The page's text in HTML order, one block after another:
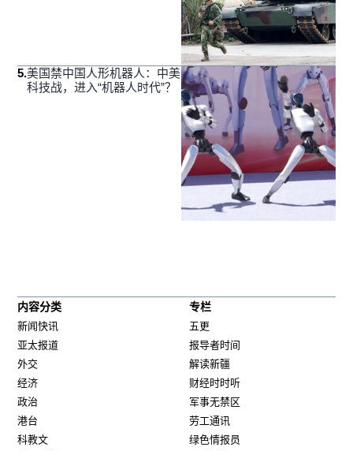
5.美国禁中国人形机器人：中美
科技战，进入“机器人时代”？
内容分类
新闻快讯
亚太报道
外交
经济
政治
港台
科教文
专栏
五更
报导者时间
解读新疆
财经时时听
军事无禁区
劳工通讯
绿色情报员